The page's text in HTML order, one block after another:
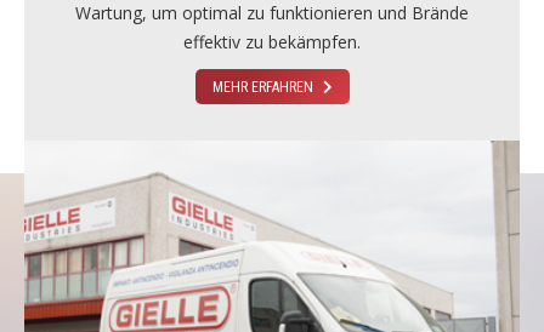
Wartung, um optimal zu funktionieren und Brände
effektiv zu bekämpfen.
MEHR ERFAHREN